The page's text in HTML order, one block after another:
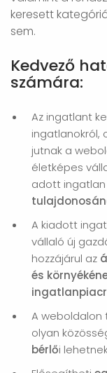
keresett
sem.
Kedvező
számára:
Az ingatlant
ingatlanokról,
jutnak a
életképes
adott ingatlan
A kiadott
vállaló új
hozzájárul az
és
A weboldalon
olyan
bérlői